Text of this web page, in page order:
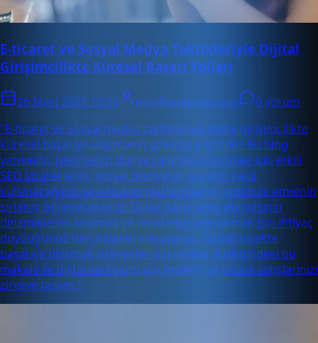
E-ticaret ve Sosyal Medya Taktikleriyle Dijital
Girişimcilikte Küresel Başarı Yolları
26 Mart 2025 10:30 info@enabase.com
0 yorum
"E-ticaret ve sosyal medya taktikleriyle dijital girişimcilikte
küresel başarıya ulaşmanın yollarını keşfedin! Bu blog
yazısında, işletmenizi dünya çapında büyütmek için etkili
SEO stratejilerini, sosyal medyanın gücünü nasıl
kullanacağınızı ve e-ticaret platformlarını optimize etmenin
sırlarını öğreneceksiniz. Dijital pazarlama dünyasının
dinamiklerini anlamak ve rekabette öne çıkmak için ihtiyaç
duyduğunuz tüm bilgileri sunuyoruz. Global ölçekte
başarıya ulaşmak isteyenler için rehber niteliğindeki bu
makale ile dijital varlığınızı güçlendirin ve online satışlarınızı
zirveye taşıyın."